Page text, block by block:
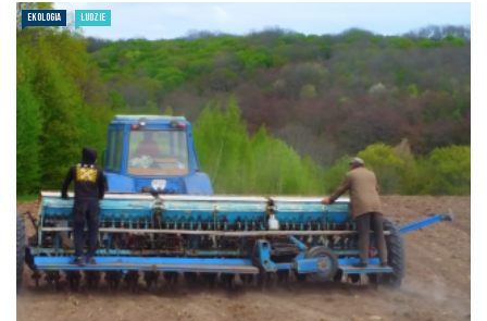
EKOLOGIA LUDZIE